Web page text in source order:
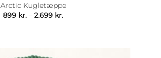
Arctic Kugletæppe
899 kr. – 2.699 kr.Prisinterval: